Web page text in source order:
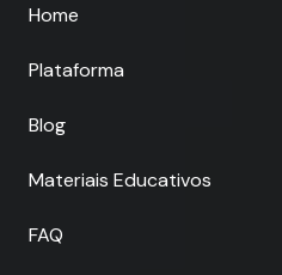
Home
Plataforma
Blog
Materiais Educativos
FAQ